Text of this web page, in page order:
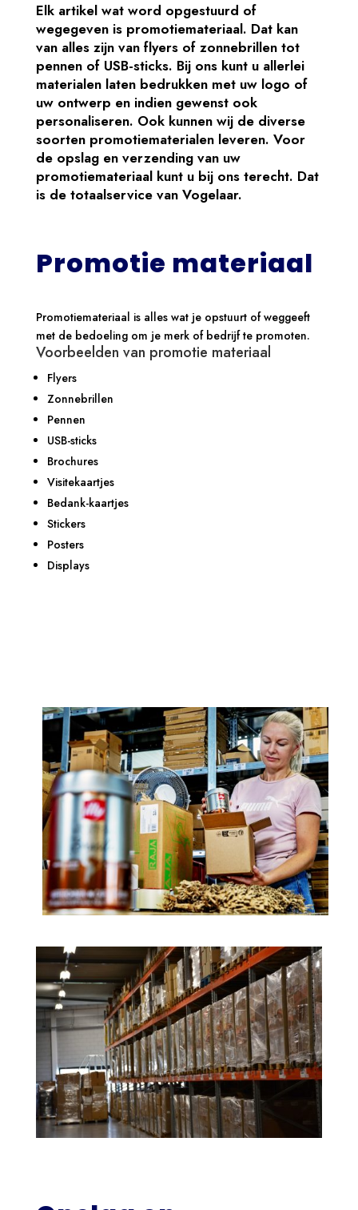
Elk artikel wat word opgestuurd of
wegegeven is promotiemateriaal. Dat kan
van alles zijn van flyers of zonnebrillen tot
pennen of USB-sticks. Bij ons kunt u allerlei
materialen laten bedrukken met uw logo of
uw ontwerp en indien gewenst ook
personaliseren. Ook kunnen wij de diverse
soorten promotiematerialen leveren. Voor
de opslag en verzending van uw
promotiemateriaal kunt u bij ons terecht. Dat
is de totaalservice van Vogelaar.
Promotie materiaal
Promotiemateriaal is alles wat je opstuurt of weggeeft
met de bedoeling om je merk of bedrijf te promoten.
Voorbeelden van promotie materiaal
Flyers
Zonnebrillen
Pennen
USB-sticks
Brochures
Visitekaartjes
Bedank-kaartjes
Stickers
Posters
Displays